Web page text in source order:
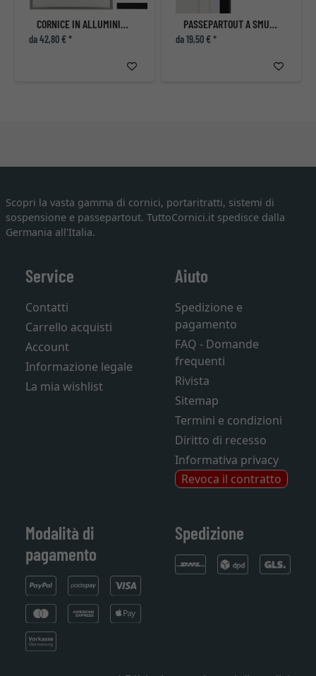
CORNICE IN ALLUMINIO SUPERBA
da 42,80 € *
PASSEPARTOUT A SMUSSO 2,5 MM
da 19,50 € *
Scopri la vasta gamma di cornici, portaritratti, sistemi di
sospensione e passepartout. TuttoCornici.it spedisce dalla
Germania all'Italia.
Service
Contatti
Carrello acquisti
Account
Informazione legale
La mia wishlist
Aiuto
Spedizione e
pagamento
FAQ - Domande
frequenti
Rivista
Sitemap
Termini e condizioni
Diritto di recesso
Informativa privacy
Revoca il contratto
Modalità di
pagamento
Spedizione